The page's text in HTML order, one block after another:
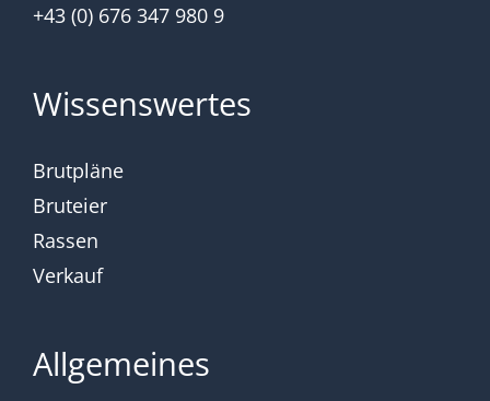
+43 (0) 676 347 980 9
Wissenswertes
Brutpläne
Bruteier
Rassen
Verkauf
Allgemeines